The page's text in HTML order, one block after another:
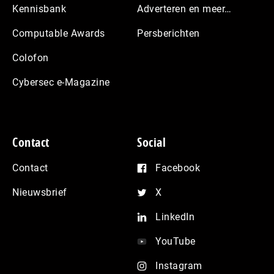
Kennisbank
Computable Awards
Colofon
Cybersec e-Magazine
Adverteren en meer…
Persberichten
Contact
Contact
Nieuwsbrief
Social
Facebook
X
LinkedIn
YouTube
Instagram